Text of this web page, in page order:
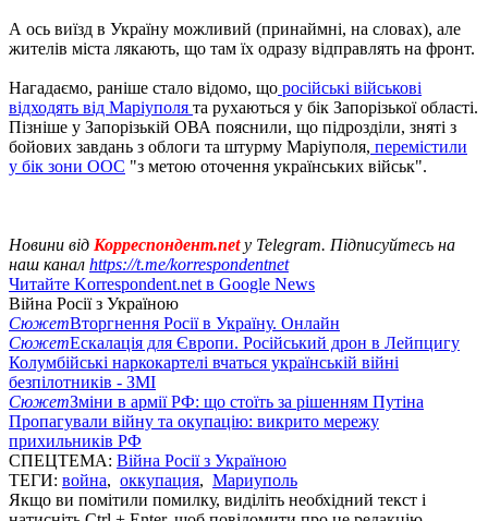
А ось виїзд в Україну можливий (принаймні, на словах), але
жителів міста лякають, що там їх одразу відправлять на фронт.
Нагадаємо, раніше стало відомо, що російські військові
відходять від Маріуполя та рухаються у бік Запорізької області.
Пізніше у Запорізькій ОВА пояснили, що підрозділи, зняті з
бойових завдань з облоги та штурму Маріуполя, перемістили
у бік зони ООС "з метою оточення українських військ".
Новини від Корреспондент.netу Telegram. Підписуйтесь на
наш канал https://t.me/korrespondentnet
Читайте Korrespondent.net в Google News
Війна Росії з Україною
СюжетВторгнення Росії в Україну. Онлайн
СюжетЕскалація для Європи. Російський дрон в Лейпцигу
Колумбійські наркокартелі вчаться українській війні
безпілотників - ЗМІ
СюжетЗміни в армії РФ: що стоїть за рішенням Путіна
Пропагували війну та окупацію: викрито мережу
прихильників РФ
СПЕЦТЕМА: Війна Росії з Україною
ТЕГИ: война, оккупация, Мариуполь
Якщо ви помітили помилку, виділіть необхідний текст і